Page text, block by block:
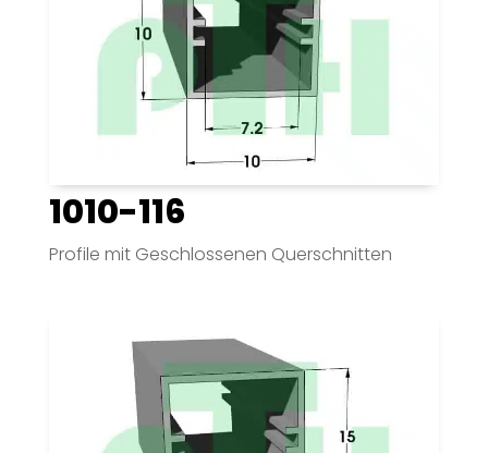
1010-116
Profile mit Geschlossenen Querschnitten